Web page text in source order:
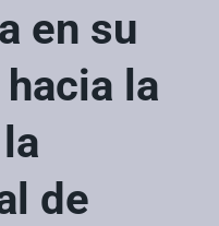
en su
la
de